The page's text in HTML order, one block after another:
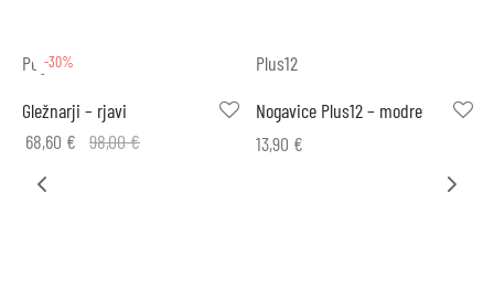
-30%
Pegres
Gležnarji – rjavi
68,60 € 98,00€
Plus12
Nogavice Plus12 – modre
13,90 €